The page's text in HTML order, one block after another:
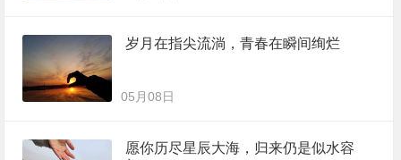
岁月在指尖流淌，青春在瞬间绚烂
05月08日
愿你历尽星辰大海，归来仍是似水容